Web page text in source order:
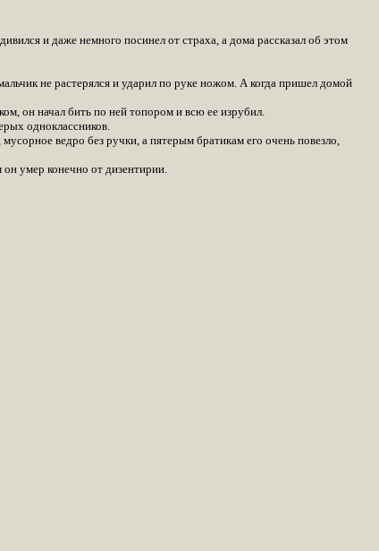
и даже немного посинел от страха, а дома рассказал об этом
не растерялся и ударил по руке ножом. А когда пришел домой
он начал бить по ней топором и всю ее изрубил.
одноклассников.
ведро без ручки, а пятерым братикам его очень повезло,
умер конечно от дизентирии.